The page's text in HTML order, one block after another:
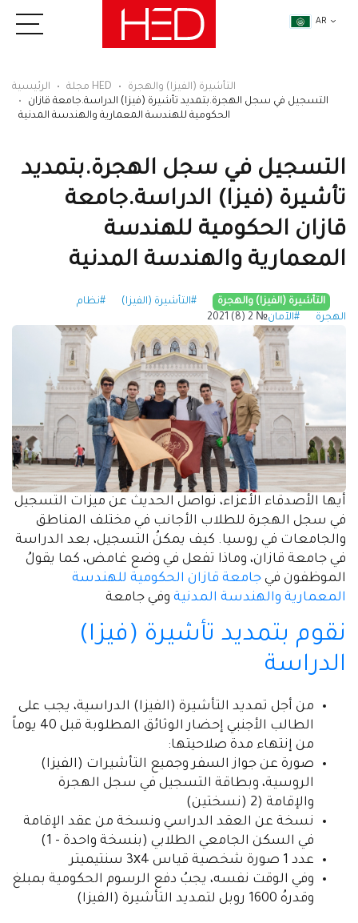
AR
الرئيسية مجلة HED
التأشيرة (الفيزا) والهجرة
التسجيل في سجل الهجرة.بتمديد تأشيرة (فيزا) الدراسة​​​​​​​.جامعة قازان
الحكومية للهندسة المعمارية والهندسة المدنية
التسجيل في سجل الهجرة.بتمديد
تأشيرة (فيزا) الدراسة​​​​​​​.جامعة
قازان الحكومية للهندسة
المعمارية والهندسة المدنية
التأشيرة (الفيزا) والهجرة #التأشيرة (الفيزا)
#نظام
الهجرة
#الآمان№ 2 (8) 2021
أيها الأصدقاء الأعزاء، نواصل الحديث عن ميزات التسجيل
في سجل الهجرة للطلاب الأجانب في مختلف المناطق
والجامعات في روسيا. كيف يمكنُ التسجيل، بعد الدراسة
في جامعة قازان، وماذا تفعل في وضع غامض، كما يقولُ
الموظفون في جامعة قازان الحكومية للهندسة
المعمارية والهندسة المدنية وفي جامعة
نقوم بتمديد تأشيرة (فيزا)
الدراسة
من أجل تمديد التأشيرة (الفيزا) الدراسية، يجب على
الطالب الأجنبي إحضار الوثائق المطلوبة قبل 40 يوماً
من إنتهاء مدة صلاحيتها:
صورة عن جواز السفر وجميع التأشيرات (الفيزا)
الروسية، وبطاقة التسجيل في سجل الهجرة
والإقامة (2 (نسختين)
نسخة عن العقد الدراسي ونسخة من عقد الإقامة
في السكن الجامعي الطلابي (بنسخة واحدة - 1)
عدد 1 صورة شخصية قياس 3х4 سنتيميتر
وفي الوقت نفسه، يجبُ دفع الرسوم الحكومية بمبلغ
وقدرهُ 1600 روبل لتمديد التأشيرة (الفيزا)